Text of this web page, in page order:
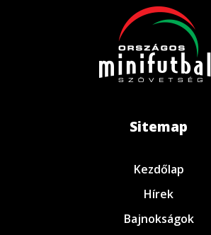
Sitemap
Kezdőlap
Hírek
Bajnokságok